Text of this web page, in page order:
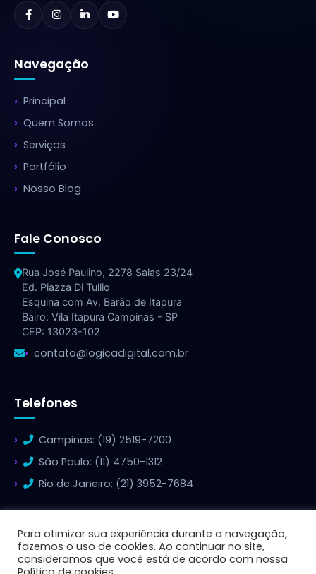
Navegação
Principal
Quem Somos
Serviços
Portfólio
Nosso Blog
Fale Conosco
Rua José Paulino, 2278 Salas 23/24
Ed. Piazza Di Tullio
Esquina com Av. Barão de Itapura
Bairo: Vila Itapura Campinas - SP
CEP: 13023-102
contato@logicadigital.com.br
Telefones
Campinas: (19) 2519-7200
São Paulo: (11) 4750-1312
Rio de Janeiro: (21) 3952-7684
© 2026 Lógica Digital - Todos os direitos reservados.
Para otimizar sua experiência durante a navegação,
fazemos o uso de cookies. Ao continuar no site,
consideramos que você está de acordo com nossa